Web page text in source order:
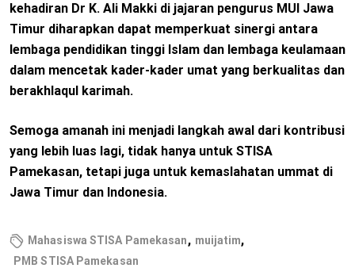
kehadiran Dr K. Ali Makki di jajaran pengurus MUI Jawa
Timur diharapkan dapat memperkuat sinergi antara
lembaga pendidikan tinggi Islam dan lembaga keulamaan
dalam mencetak kader-kader umat yang berkualitas dan
berakhlaqul karimah.
Semoga amanah ini menjadi langkah awal dari kontribusi
yang lebih luas lagi, tidak hanya untuk STISA
Pamekasan, tetapi juga untuk kemaslahatan ummat di
Jawa Timur dan Indonesia.
Mahasiswa STISA Pamekasan, muijatim,
PMB STISA Pamekasan